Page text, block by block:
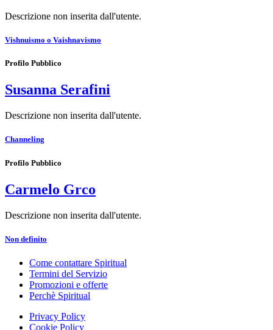
Descrizione non inserita dall'utente.
Vishnuismo o Vaishnavismo
Profilo Pubblico
Susanna Serafini
Descrizione non inserita dall'utente.
Channeling
Profilo Pubblico
Carmelo Grco
Descrizione non inserita dall'utente.
Non definito
Come contattare Spiritual
Termini del Servizio
Promozioni e offerte
Perchè Spiritual
Privacy Policy
Cookie Policy